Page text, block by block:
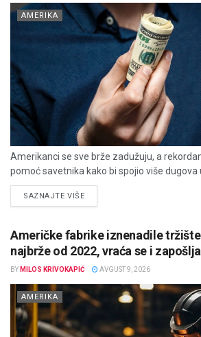
AMERIKA
Amerikanci se sve brže zadužuju, a
pomoć savetnika kako bi spojio više dugova
SAZNAJTE VIŠEDETAILS
Američke fabrike iznenadile
najbrže od 2022, vraća se i
BY MILOS KRIVOKAPIĆ AVGUST 9, 2026
AMERIKA